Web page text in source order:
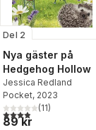
röster:
Del 2
Nya gäster på
Hedgehog Hollow
Jessica Redland
Pocket, 2023
3,9utav 5 stjärnor.
(11)
89 kr